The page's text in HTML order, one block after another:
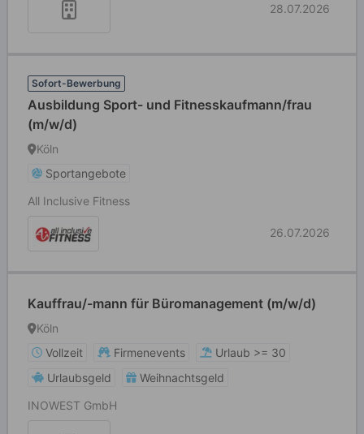
28.07.2026
Sofort-Bewerbung
Ausbildung Sport- und Fitnesskaufmann/frau
(m/w/d)
Köln
Sportangebote
All Inclusive Fitness
26.07.2026
Kauffrau/-mann für Büromanagement (m/w/d)
Köln
Vollzeit
Firmenevents
Urlaub >= 30
Urlaubsgeld
Weihnachtsgeld
INOWEST GmbH